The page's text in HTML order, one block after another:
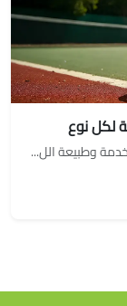
لكل نوع
وطبيعة الل...